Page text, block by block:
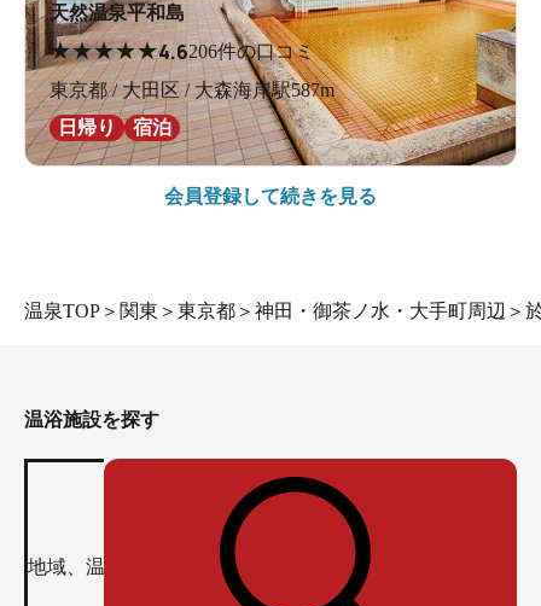
天然温泉平和島
★★★★★4.6206件の口コミ
東京都 / 大田区 / 大森海岸駅587m
日帰り
宿泊
会員登録して続きを見る
温泉TOP ＞ 関東 ＞ 東京都 ＞ 神田・御茶ノ水・大手町周辺 ＞
温浴施設を探す